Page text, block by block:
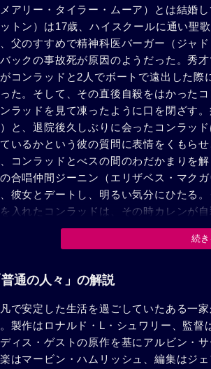
メアリー・タイラー・ムーア）とは結婚
トン）は17歳、ハイスクールに通い聖
父のすすめで精神科医バーガー（ジャ
ックの事故死が原因のようだった。秀
コンラッドと2人でボートで遠出した
た。そして、その直後自殺をはかった
ラッドを見て凍ったように口を閉ざす
と、退院後久しぶりに会ったコンラッ
いるかという彼の質問に表情をくもら
コンラッドとべスの間のわだかまりを
合唱仲間ジーニン（エリザベス・マク
彼女とデートし、明るい気分にひたる
入れたコンラッドは、その時カレンが
ッドに、バーガーは医者の立場から言葉
放させる。落ちつきを取り戻した彼はジ
抱き返すことなくそのままの姿勢でじっ
かわからないと本心を告げた。明け方
ィンのもとにコンラッドが近づき、2人
続
普通の人々」の解説
で安定した生活を過ごしていたある一
。製作はロナルド・L・シュワリー、監
ディス・ゲストの原作を基にアルビン・
はマービン・ハムリッシュ、編集はジ